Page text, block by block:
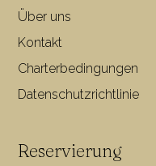
Über uns
Kontakt
Charterbedingungen
Datenschutzrichtlinie
Reservierung